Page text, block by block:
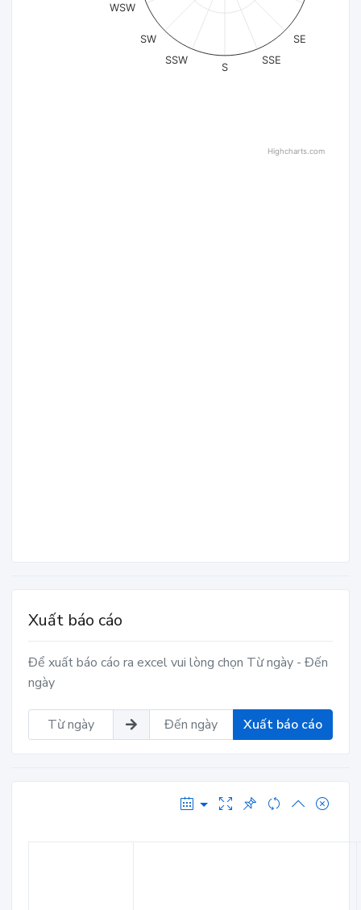
SE
SSE
S
SSW
SW
WSW
Highcharts.com
Xuất báo cáo
Để xuất báo cáo ra excel vui lòng chọn Từ ngày - Đến
ngày
Xuất báo cáo